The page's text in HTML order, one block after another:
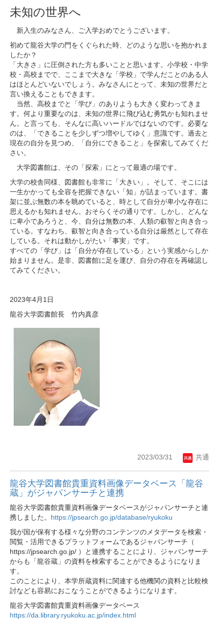
未知の世界へ
新入生のみなさん、ご入学おめでとうございます。
初めて龍谷大学の門をくぐられた時、どのような思いを抱かれま
したか？
「大きさ」に圧倒された方も多いことと思います。小学校・中学
校・高校までで、ここまで大きな「学校」で学んだことのある人
はほとんどいないでしょう。みなさんにとって、未知の世界だと
言い換えることもできます。
当然、高校までと「学び」のありようも大きく変わってきま
す。何より重要なのは、未知の世界に飛び込む勇気かも知れませ
ん。と言っても、そんなに高いハードルではないのです。必要な
のは、「できることを少しずつ増やしてゆく」意識です。過去と
現在の自分を見つめ、「自分にできること」を探索してみてくだ
さい。
大学図書館は、その「探索」にとって最適の場です。
大学の校舎同様、図書館も非常に「大きい」。そして、そこには
一生かかっても全容を把握できない「知」が詰まっています。書
架に並ぶ無数の本を眺めていると、時として自分が卑小な存在に
思えるかも知れません。おそらくその通りです。しかし、どんな
に卑小であろうと、今、自分は無数の本、人類の叡智と向き合っ
ている。すなわち、叡智と向き合っている自分は厳然として存在
している。それは動かしがたい「事実」です。
すべての「学び」は「自分が存在している」という実感からしか
始まりません。是非、図書館に足を運び、自分の存在を再確認し
てみてください。
2023年4月1日
龍谷大学図書館長 竹内真彦
2023/03/31 共通
龍谷大学図書館貴重資料画像データベース「龍谷
蔵」がジャパンサーチと連携
龍谷大学図書館貴重資料画像データベースがジャパンサーチと連
携しました。 https://jpsearch.go.jp/database/ryukoku
我が国が保有する様々な分野のコンテンツのメタデータを検索・
閲覧・活用できるプラットフォームであるジャパンサーチ（
https://jpsearch.go.jp/ ）と連携することにより、ジャパンサーチ
からも「龍谷蔵」の資料を検索することができるようになりま
す。
このことにより、本学所蔵資料に関連する他機関の資料と比較検
討なども容易におこなうことができるようになります。
龍谷大学図書館貴重資料画像データベース
https://da.library.ryukoku.ac.jp/index.html